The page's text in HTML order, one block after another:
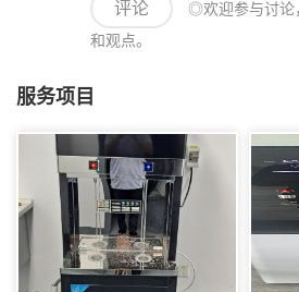
评论
◎欢迎参与讨论
和观点。
服务项目